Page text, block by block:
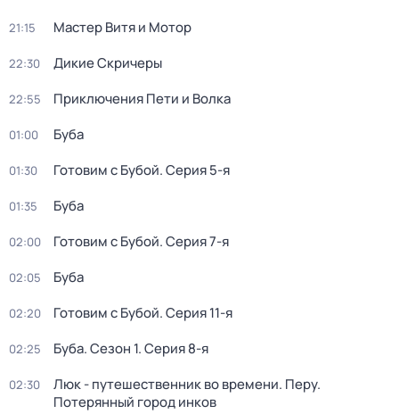
21:15 Мастер Витя и Мотор
22:30 Дикие Скричеры
22:55 Приключения Пети и Волка
01:00 Буба
01:30 Готовим с Бубой. Серия 5-я
01:35 Буба
02:00 Готовим с Бубой. Серия 7-я
02:05 Буба
02:20 Готовим с Бубой. Серия 11-я
02:25 Буба. Сезон 1. Серия 8-я
02:30
Люк - путешественник во времени. Перу.
Потерянный город инков